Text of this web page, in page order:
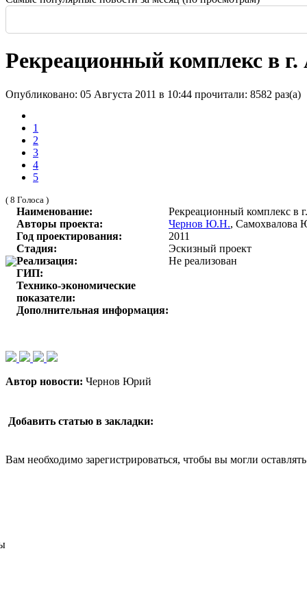
Рекреационный комплекс в
Опубликовано: 05 Августа 2011 в 10:44 прочитали: 8582 раз(а)
1
2
3
4
5
( 8 Голоса )
Наименование:
Рекреационный комплекс в
Авторы проекта:
Чернов Ю.Н., Самохвалова
Год проектирования:
2011
Стадия:
Эскизный проект
Реализация:
Не реализован
ГИП:
Технико-экономические
показатели:
Дополнительная информация:
Автор новости: Чернов Юрий
Добавить статью в закладки:
Вам необходимо зарегистрироваться, чтобы вы могли